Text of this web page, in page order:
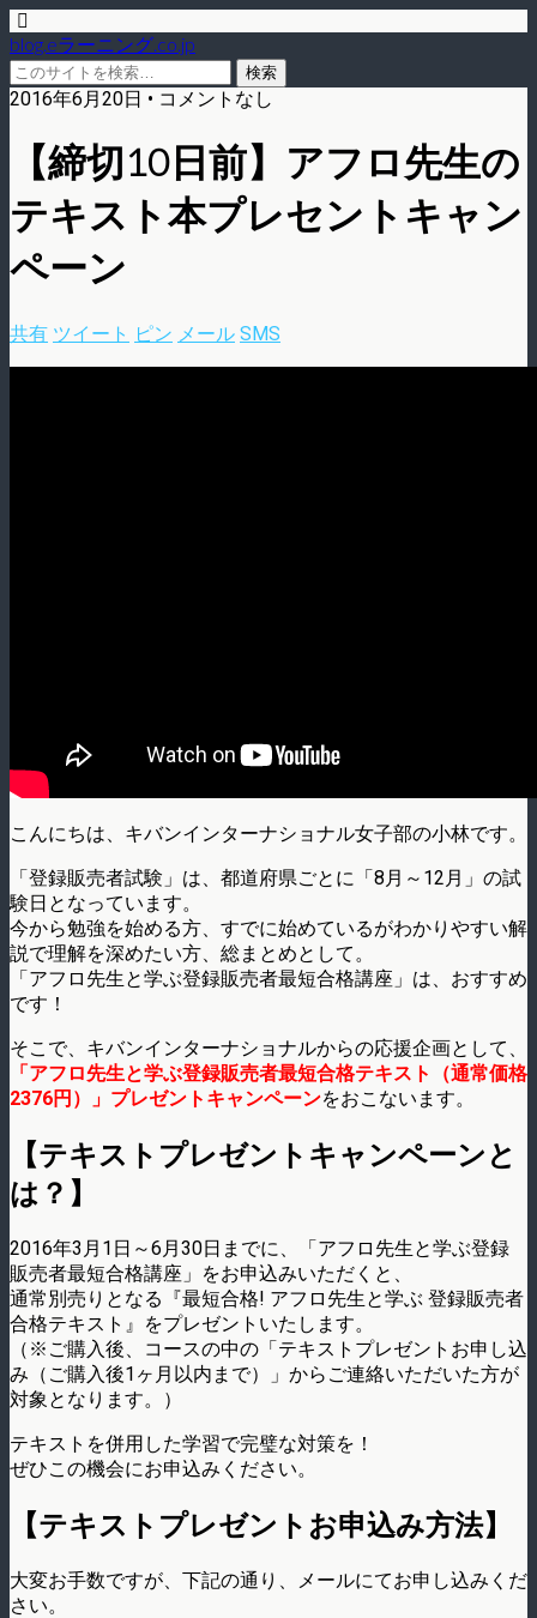
blog.eラーニング.co.jp
2016年6月20日 • コメントなし
【締切10日前】アフロ先生の
テキスト本プレセントキャン
ペーン
共有 ツイート ピン メール SMS
こんにちは、キバンインターナショナル女子部の小林です。
「登録販売者試験」は、都道府県ごとに「8月～12月」の試
験日となっています。
今から勉強を始める方、すでに始めているがわかりやすい解
説で理解を深めたい方、総まとめとして。
「アフロ先生と学ぶ登録販売者最短合格講座」は、おすすめ
です！
そこで、キバンインターナショナルからの応援企画として、
「アフロ先生と学ぶ登録販売者最短合格テキスト（通常価格
2376円）」プレゼントキャンペーンをおこないます。
【テキストプレゼントキャンペーンと
は？】
2016年3月1日～6月30日までに、「アフロ先生と学ぶ登録
販売者最短合格講座」­をお申­­込みいただくと、
通常別売りとなる『最短合格! アフロ先生と学ぶ 登録販売者
合格テキスト』をプレゼントいたします。
（※ご購入後、コースの中の「テキストプレゼントお申し込
み（ご購入後1ヶ月以内まで­）」からご連絡いただいた方が
対象となります。）
テキストを併用した学習で完璧な対策を！
ぜひこの機会にお申込みください。
【テキストプレゼントお申込み方法】
大変お手数ですが、下記の通り、メールにてお申し込みくだ
さい。